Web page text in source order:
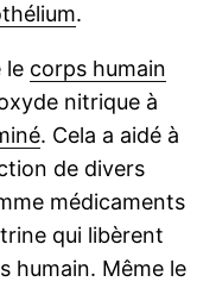
.
le corps humain
nitrique à
. Cela a aidé à
de divers
médicaments
qui libèrent
humain. Même le